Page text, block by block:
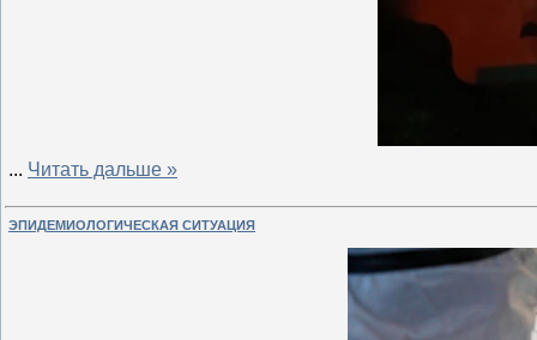
... Читать дальше »
ЭПИДЕМИОЛОГИЧЕСКАЯ СИТУАЦИЯ